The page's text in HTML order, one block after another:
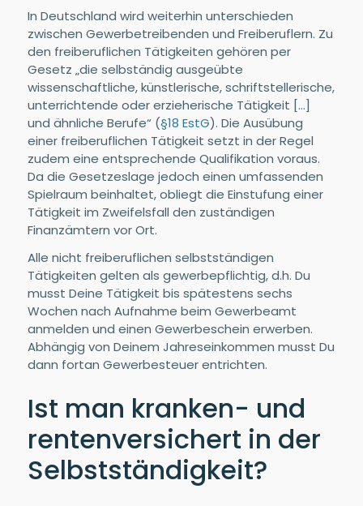
In Deutschland wird weiterhin unterschieden
zwischen Gewerbetreibenden und Freiberuflern. Zu
den freiberuflichen Tätigkeiten gehören per
Gesetz „die selbständig ausgeübte
wissenschaftliche, künstlerische, schriftstellerische,
unterrichtende oder erzieherische Tätigkeit […]
und ähnliche Berufe“ (§18 EstG). Die Ausübung
einer freiberuflichen Tätigkeit setzt in der Regel
zudem eine entsprechende Qualifikation voraus.
Da die Gesetzeslage jedoch einen umfassenden
Spielraum beinhaltet, obliegt die Einstufung einer
Tätigkeit im Zweifelsfall den zuständigen
Finanzämtern vor Ort.
Alle nicht freiberuflichen selbstständigen
Tätigkeiten gelten als gewerbepflichtig, d.h. Du
musst Deine Tätigkeit bis spätestens sechs
Wochen nach Aufnahme beim Gewerbeamt
anmelden und einen Gewerbeschein erwerben.
Abhängig von Deinem Jahreseinkommen musst Du
dann fortan Gewerbesteuer entrichten.
Ist man kranken- und
rentenversichert in der
Selbstständigkeit?